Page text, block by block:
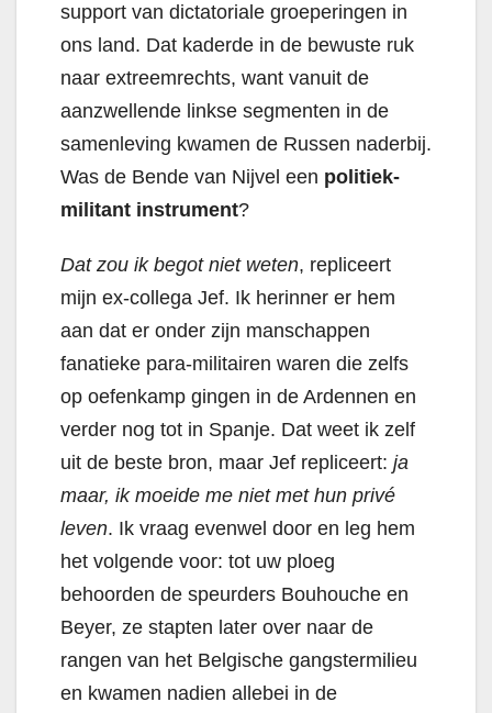
support van dictatoriale groeperingen in
ons land. Dat kaderde in de bewuste ruk
naar extreemrechts, want vanuit de
aanzwellende linkse segmenten in de
samenleving kwamen de Russen naderbij.
Was de Bende van Nijvel een politiek-
militant instrument?
Dat zou ik begot niet weten, repliceert
mijn ex-collega Jef. Ik herinner er hem
aan dat er onder zijn manschappen
fanatieke para-militairen waren die zelfs
op oefenkamp gingen in de Ardennen en
verder nog tot in Spanje. Dat weet ik zelf
uit de beste bron, maar Jef repliceert: ja
maar, ik moeide me niet met hun privé
leven. Ik vraag evenwel door en leg hem
het volgende voor: tot uw ploeg
behoorden de speurders Bouhouche en
Beyer, ze stapten later over naar de
rangen van het Belgische gangstermilieu
en kwamen nadien allebei in de